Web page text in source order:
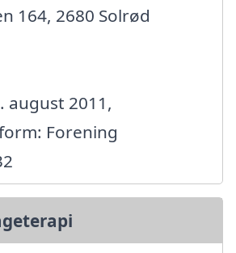
164, 2680 Solrød
august 2011,
Forening